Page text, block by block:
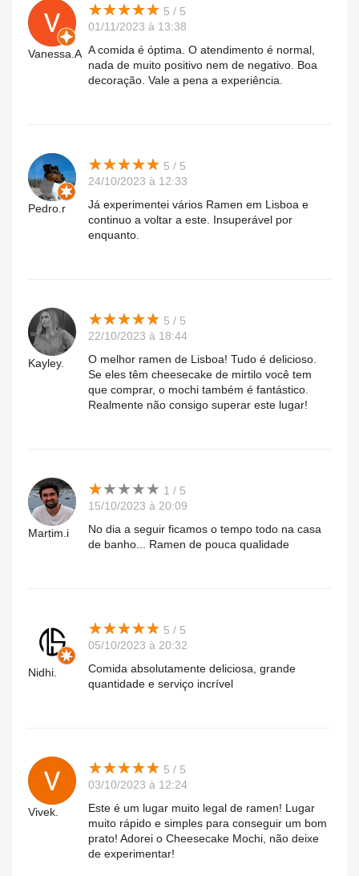
Vanessa.A
★★★★★
★★★★★ 5 / 5
01/11/2023 à 13:38
A comida é óptima. O atendimento é normal,
nada de muito positivo nem de negativo. Boa
decoração. Vale a pena a experiência.
Pedro.r
★★★★★
★★★★★ 5 / 5
24/10/2023 à 12:33
Já experimentei vários Ramen em Lisboa e
continuo a voltar a este. Insuperável por
enquanto.
Kayley.
★★★★★
★★★★★ 5 / 5
22/10/2023 à 18:44
O melhor ramen de Lisboa! Tudo é delicioso.
Se eles têm cheesecake de mirtilo você tem
que comprar, o mochi também é fantástico.
Realmente não consigo superar este lugar!
Martim.i
★★★★★
★★★★★ 1 / 5
15/10/2023 à 20:09
No dia a seguir ficamos o tempo todo na casa
de banho... Ramen de pouca qualidade
Nidhi.
★★★★★
★★★★★ 5 / 5
05/10/2023 à 20:32
Comida absolutamente deliciosa, grande
quantidade e serviço incrível
Vivek.
★★★★★
★★★★★ 5 / 5
03/10/2023 à 12:24
Este é um lugar muito legal de ramen! Lugar
muito rápido e simples para conseguir um bom
prato! Adorei o Cheesecake Mochi, não deixe
de experimentar!